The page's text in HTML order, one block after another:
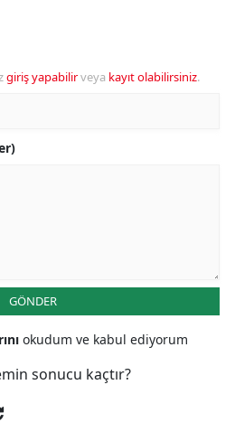
giriş yapabilirveya kayıt olabilirsiniz.
GÖNDER
okudum ve kabul ediyorum
sonucu kaçtır?